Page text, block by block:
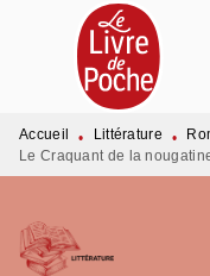
MENU
PIED DE PAGE
Accueil • Littérature •
Le Craquant de la